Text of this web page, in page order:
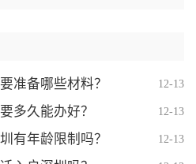
准备哪些材料？ 12-13
多久能办好？ 12-13
有年龄限制吗？ 12-13